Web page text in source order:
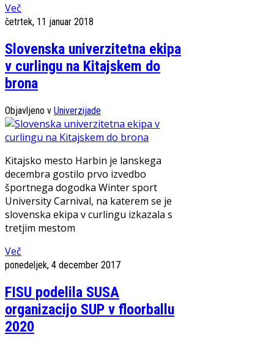
Več
četrtek, 11 januar 2018
Slovenska univerzitetna ekipa
v curlingu na Kitajskem do
brona
Objavljeno v Univerzijade
Kitajsko mesto Harbin je lanskega
decembra gostilo prvo izvedbo
športnega dogodka Winter sport
University Carnival, na katerem se je
slovenska ekipa v curlingu izkazala s
tretjim mestom
Več
ponedeljek, 4 december 2017
FISU podelila SUSA
organizacijo SUP v floorballu
2020